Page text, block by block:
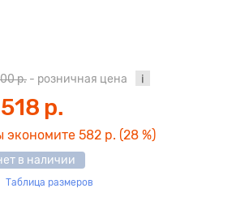
р. - розничная цена
р.
экономите 582 р. (28 %)
в наличии
Таблица размеров